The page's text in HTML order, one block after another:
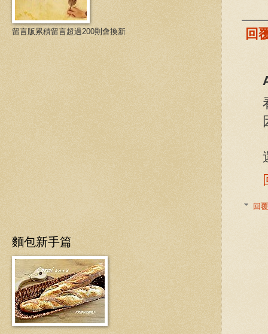
回
回覆
留言版累積留言超過200則會換新
麵包新手篇